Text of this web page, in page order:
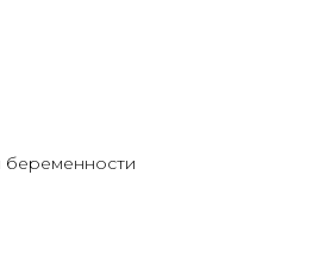
беременности